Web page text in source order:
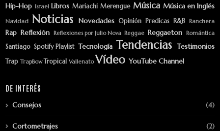
Hip-Hop Israel Libros Mariachi Merengue Música Música en Inglés
Navidad Noticias Novedades Opinión Predicas R&B Ranchera
Rap Reflexión Reflexiones por Julio Nova Reggae Reggaeton Romántica
Santiago Spotify Playlist Tecnología Tendencias Testimonios
Trap TrapBow Tropical Vallenato Vídeo YouTube Channel
DE INTERÉS
Consejos (4)
Cortometrajes (2)